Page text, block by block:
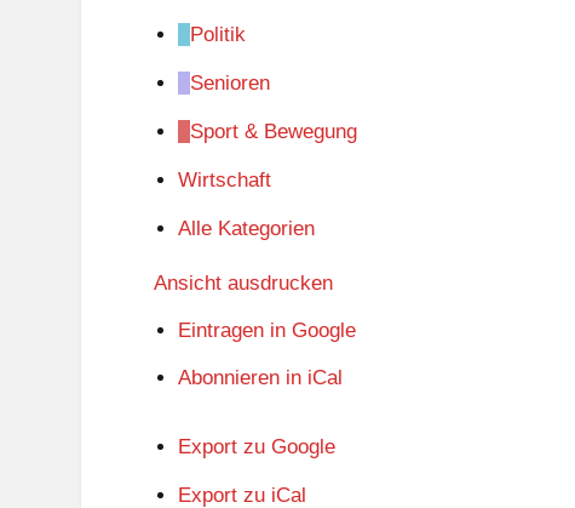
Politik
Senioren
Sport & Bewegung
Wirtschaft
Alle Kategorien
Ansicht ausdrucken
Eintragen in Google
Abonnieren in iCal
Export zu Google
Export zu iCal